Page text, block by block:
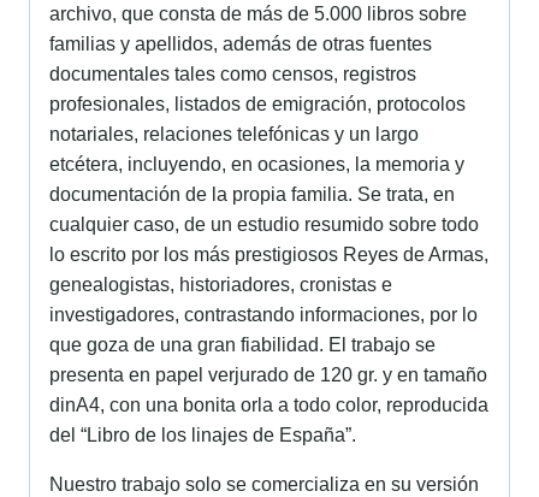
archivo, que consta de más de 5.000 libros sobre
familias y apellidos, además de otras fuentes
documentales tales como censos, registros
profesionales, listados de emigración, protocolos
notariales, relaciones telefónicas y un largo
etcétera, incluyendo, en ocasiones, la memoria y
documentación de la propia familia. Se trata, en
cualquier caso, de un estudio resumido sobre todo
lo escrito por los más prestigiosos Reyes de Armas,
genealogistas, historiadores, cronistas e
investigadores, contrastando informaciones, por lo
que goza de una gran fiabilidad. El trabajo se
presenta en papel verjurado de 120 gr. y en tamaño
dinA4, con una bonita orla a todo color, reproducida
del “Libro de los linajes de España”.
Nuestro trabajo solo se comercializa en su versión